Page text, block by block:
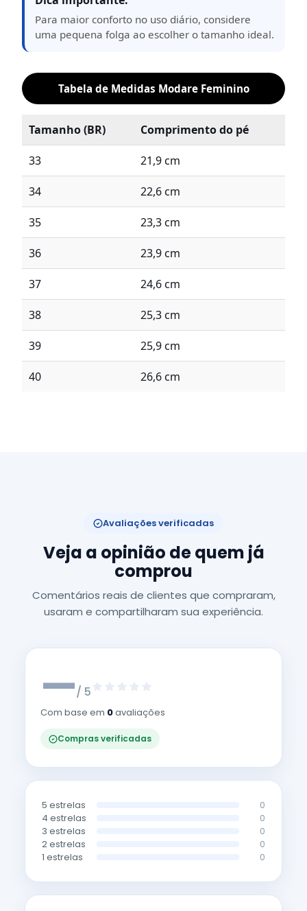
Para maior conforto no uso diário, considere
uma pequena folga ao escolher o tamanho ideal.
Tabela de Medidas Modare Feminino
Tamanho (BR) Comprimento do pé
33 21,9 cm
34 22,6 cm
35 23,3 cm
36 23,9 cm
37 24,6 cm
38 25,3 cm
39 25,9 cm
40 26,6 cm
Avaliações verificadas
Veja a opinião de quem já
comprou
Comentários reais de clientes que compraram,
usaram e compartilharam sua experiência.
—/ 5
Com base em 0avaliações
Compras verificadas
5 estrelas 0
4 estrelas 0
3 estrelas 0
2 estrelas 0
1 estrelas 0